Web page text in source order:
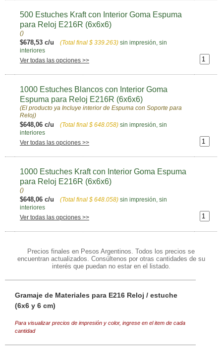
500 Estuches Kraft con Interior Goma Espuma
para Reloj E216R (6x6x6)
()
$678,53 c/u (Total final $ 339.263) sin impresión, sin
interiores
Ver todas las opciones >>
1000 Estuches Blancos con Interior Goma
Espuma para Reloj E216R (6x6x6)
(El producto ya Incluye interior de Espuma con Soporte para
Reloj)
$648,06 c/u (Total final $ 648.058) sin impresión, sin
interiores
Ver todas las opciones >>
1000 Estuches Kraft con Interior Goma Espuma
para Reloj E216R (6x6x6)
()
$648,06 c/u (Total final $ 648.058) sin impresión, sin
interiores
Ver todas las opciones >>
Precios finales en Pesos Argentinos. Todos los precios se
encuentran actualizados. Consúltenos por otras cantidades de su
interés que puedan no estar en el listado.
Gramaje de Materiales para E216 Reloj / estuche
(6x6 y 6 cm)
Para visualizar precios de impresión y color, ingrese en el item de cada
cantidad